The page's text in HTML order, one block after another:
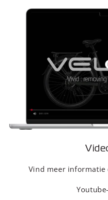
Vind meer informatie